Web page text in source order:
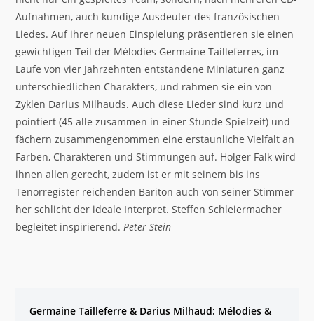
Aufnahmen, auch kundige Ausdeuter des französischen
Liedes. Auf ihrer neuen Einspielung präsentieren sie einen
gewichtigen Teil der Mélodies Germaine Tailleferres, im
Laufe von vier Jahrzehnten entstandene Miniaturen ganz
unterschiedlichen Charakters, und rahmen sie ein von
Zyklen Darius Milhauds. Auch diese Lieder sind kurz und
pointiert (45 alle zusammen in einer Stunde Spielzeit) und
fächern zusammengenommen eine erstaunliche Vielfalt an
Farben, Charakteren und Stimmungen auf. Holger Falk wird
ihnen allen gerecht, zudem ist er mit seinem bis ins
Tenorregister reichenden Bariton auch von seiner Stimmer
her schlicht der ideale Interpret. Steffen Schleiermacher
begleitet inspirierend.Peter Stein
Germaine Tailleferre & Darius Milhaud: Mélodies &